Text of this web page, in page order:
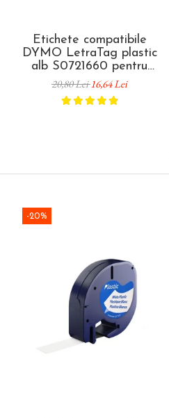
Etichete compatibile
DYMO LetraTag plastic
alb S0721660 pentru
organizare acasă, birou și
școală
20,80 Lei16,64 Lei
-20%